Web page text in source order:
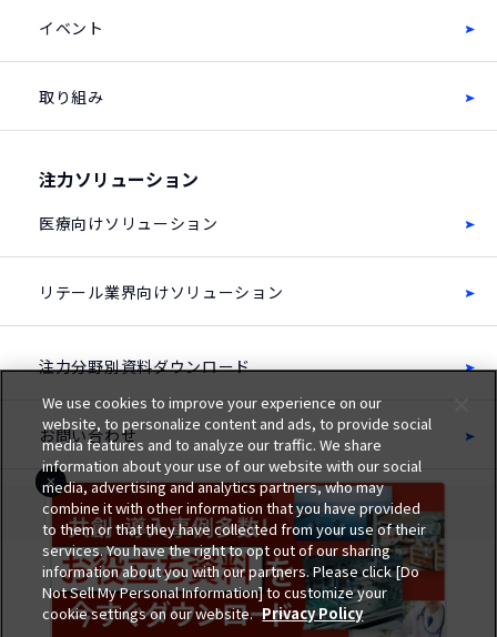
イベント
取り組み
注力ソリューション
医療向けソリューション
リテール業界向けソリューション
注力分野別資料ダウンロード
お問い合わせ
サイトのご利用にあたって
個人情報保護ポリシー
All rights reserved, Copyright c Oki Electric Industry Co., Ltd.
We use cookies to improve your experience on our
website, to personalize content and ads, to provide social
media features and to analyze our traffic. We share
information about your use of our website with our social
media, advertising and analytics partners, who may
combine it with other information that you have provided
to them or that they have collected from your use of their
services. You have the right to opt out of our sharing
information about you with our partners. Please click [Do
Not Sell My Personal Information] to customize your
cookie settings on our website. Privacy Policy